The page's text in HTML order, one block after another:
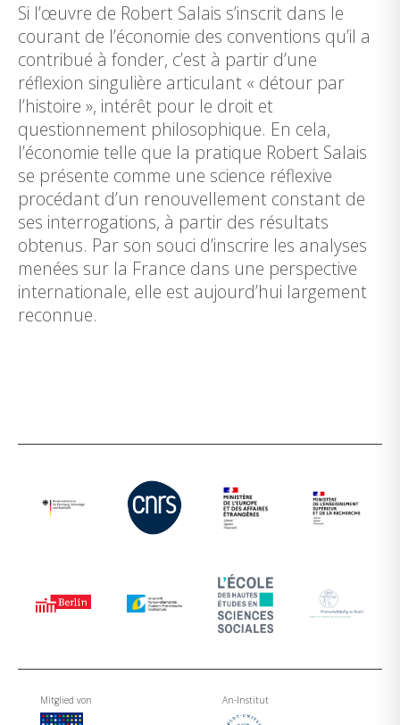
Si l’œuvre de Robert Salais s’inscrit dans le
courant de l’économie des conventions qu’il a
contribué à fonder, c’est à partir d’une
réflexion singulière articulant « détour par
l’histoire », intérêt pour le droit et
questionnement philosophique. En cela,
l’économie telle que la pratique Robert Salais
se présente comme une science réflexive
procédant d’un renouvellement constant de
ses interrogations, à partir des résultats
obtenus. Par son souci d’inscrire les analyses
menées sur la France dans une perspective
internationale, elle est aujourd’hui largement
reconnue.
Mitglied von An-Institut